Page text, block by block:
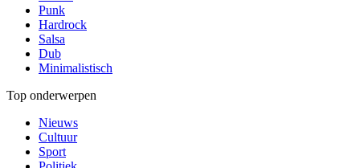
Punk
Hardrock
Salsa
Dub
Minimalistisch
Top onderwerpen
Nieuws
Cultuur
Sport